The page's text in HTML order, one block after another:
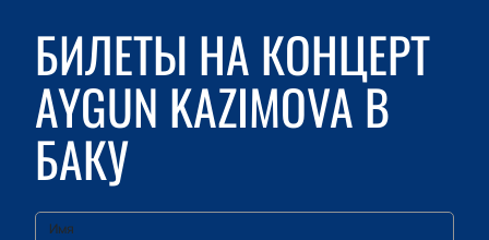
БИЛЕТЫ НА КОНЦЕРТ
AYGUN KAZIMOVA В
БАКУ
Имя